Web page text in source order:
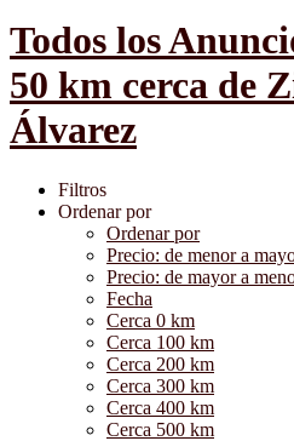
Todos los
50 km cerca de
Álvarez
Filtros
Ordenar por
Ordenar por
Precio: de menor a
Precio: de mayor a
Fecha
Cerca 0 km
Cerca 100 km
Cerca 200 km
Cerca 300 km
Cerca 400 km
Cerca 500 km